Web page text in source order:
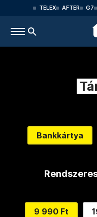
TELEX AFTER G7
Bankkártya
9 990 Ft